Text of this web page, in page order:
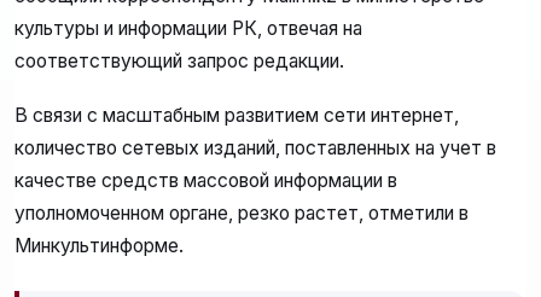
культуры и информации РК, отвечая на
соответствующий запрос редакции.
В связи с масштабным развитием сети интернет,
количество сетевых изданий, поставленных на учет в
качестве средств массовой информации в
уполномоченном органе, резко растет, отметили в
Минкультинформе.